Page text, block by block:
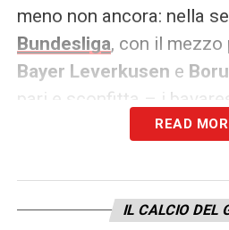
meno non ancora: nella
Bundesliga, con il
Bayer Leverkusen e
pari e sconfitta – i
capitalizzano contro
Inizia meglio la squadra
READ
IL CALCIO DEL